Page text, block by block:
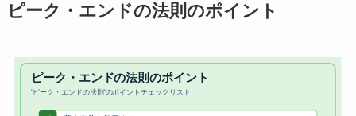
ピーク・エンドの法則のポイント